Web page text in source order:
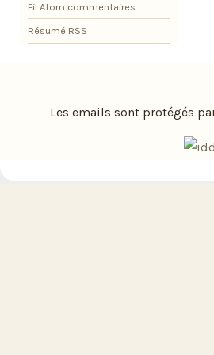
Fil Atom commentaires
Résumé RSS
Les emails sont protégés